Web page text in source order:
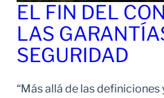
EL FIN DEL
LAS
SEGURIDAD
“Más allá de las